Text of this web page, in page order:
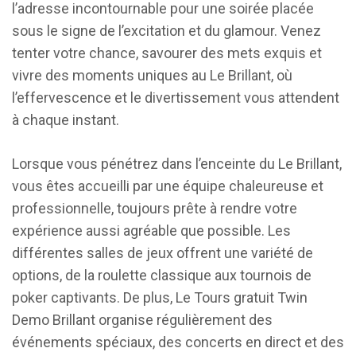
l’adresse incontournable pour une soirée placée
sous le signe de l’excitation et du glamour. Venez
tenter votre chance, savourer des mets exquis et
vivre des moments uniques au Le Brillant, où
l’effervescence et le divertissement vous attendent
à chaque instant.
Lorsque vous pénétrez dans l’enceinte du Le Brillant,
vous êtes accueilli par une équipe chaleureuse et
professionnelle, toujours prête à rendre votre
expérience aussi agréable que possible. Les
différentes salles de jeux offrent une variété de
options, de la roulette classique aux tournois de
poker captivants. De plus, Le Tours gratuit Twin
Demo Brillant organise régulièrement des
événements spéciaux, des concerts en direct et des